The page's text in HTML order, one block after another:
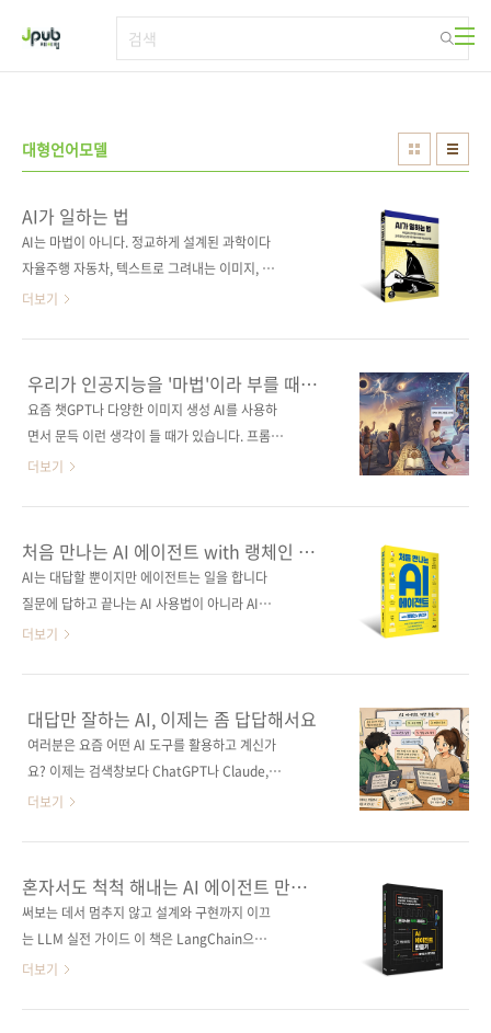
대형언어모델
AI가 일하는 법
AI는 마법이 아니다. 정교하게 설계된 과학이다
자율주행 자동차, 텍스트로 그려내는 이미지, 인
간처럼 대화하는 챗GPT까지, AI는 이미 우리 삶
이가 AI를 정체 모를 ‘마법’처럼 여기며 그저 결
괏값에 의존하곤 한다. 이 책은 AI를 둘러싼 신비
주의를 걷어내고 그 본질을 관통한다. 20여 년
용어 대신, 누구나 이해할 수 있는 직관적인 비유
로 신경망의 학습 원리와 알고리즘의 진화 과정
에 숨겨진 ‘흔들리지 않는 기초’를, 일반인에게는
AI 시대를 항해하기 위한 ‘지적 나침반’을 제공한
다. 마법처럼 보이던 기술이 명확한 과학..
더보기
우리가 인공지능을 '마법'이라 부를 때
일어나는 일들
요즘 챗GPT나 다양한 이미지 생성 AI를 사용하
면서 문득 이런 생각이 들 때가 있습니다. 프롬프
트 창에 명령어 한 줄만 입력했을 뿐인데 복잡한
마치 영화 속에서나 보던 마법을 현실로 마주한
것만 같습니다. 기술이 주는 편리함에 연신 감탄
하게 되지만, 한편으로는 그 정체를 알 수 없는
밀려오기도 합니다. 아주 먼 옛날, 우리 인류가
하늘에서 치는 번개나 태양이 사라지는 일식을
‘신의 분노’로 해석했던 역사적 순간들과 지금의
상황이 어딘가 닮아 있습니다. 원리를 명확히 알
지 못하는 거대한 현상은 우리에게 늘 신비주의
적 경..
더보기
처음 만나는 AI 에이전트 with 랭체인 &
MCP
AI는 대답할 뿐이지만 에이전트는 일을 합니다
질문에 답하고 끝나는 AI 사용법이 아니라 AI에
일을 맡기고 하나의 흐름을 만드는 방법을 다루
스템까지 단계별로 직접 만들면서 왜 이런 구조
가 필요한지 쉽게 이해할 수 있도록 구성했다. 프
로젝트를 완성해가는 과정을 통해 흐름과 구조
람 대신 일을 맡길 수 있는 AI 에이전트 시스템이
완성되어 있을 것이다. 도서 구매 사이트(가나다
사] [쿠팡] 전자책 구매 사이트(가나다순) [교보
문고] [구글북스] [리디북스] [알라딘] [예스이십
사] 출판..
더보기
대답만 잘하는 AI, 이제는 좀 답답해서요
여러분은 요즘 어떤 AI 도구를 활용하고 계신가
요? 이제는 검색창보다 ChatGPT나 Claude,
Gemini 같은 AI에 먼저 말을 거는 게 훨씬 자연
범위는 정말 놀라울 정도로 넓어졌습니다. 그런
데 막상 작업 흐름을 가만히 들여다보면 이상하
게 피곤할 때가 있습니다. 정작 중요한 단계는 여
과를 다시 다듬고, 필요한 것만 골라 붙이고, 여
러 도구를 오가며 완성하는 과정은 여전히 수작
더보기
혼자서도 척척 해내는 AI 에이전트 만들기
with 랭체인 & 랭그래프
써보는 데서 멈추지 않고 설계와 구현까지 이끄
는 LLM 실전 가이드 이 책은 LangChain으로
문서 기반 RAG 시스템을, LangGraph로 멀티
더보기